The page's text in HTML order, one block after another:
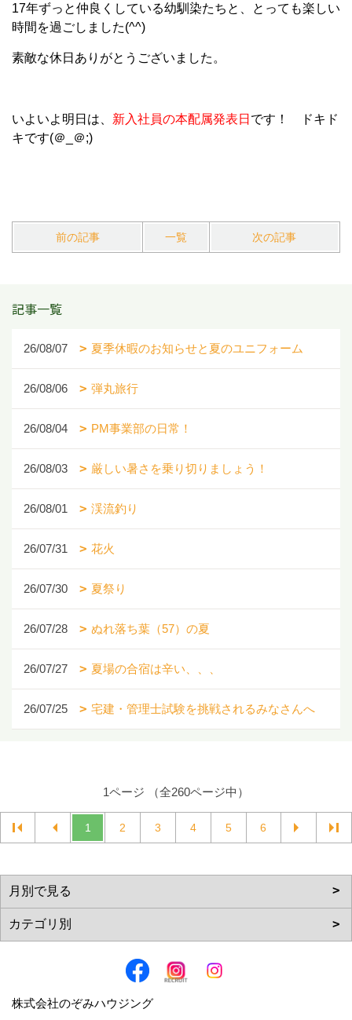
17年ずっと仲良くしている幼馴染たちと、とっても楽しい
時間を過ごしました(^^)
素敵な休日ありがとうございました。
いよいよ明日は、 新入社員の本配属発表日 です！ ドキド
キです(＠_＠;)
前の記事 一覧 次の記事
記事一覧
26/08/07 夏季休暇のお知らせと夏のユニフォーム
26/08/06 弾丸旅行
26/08/04 PM事業部の日常！
26/08/03 厳しい暑さを乗り切りましょう！
26/08/01 渓流釣り
26/07/31 花火
26/07/30 夏祭り
26/07/28 ぬれ落ち葉（57）の夏
26/07/27 夏場の合宿は辛い、、、
26/07/25 宅建・管理士試験を挑戦されるみなさんへ
1ページ （全260ページ中）
1 2 3 4 5 6
株式会社のぞみハウジング